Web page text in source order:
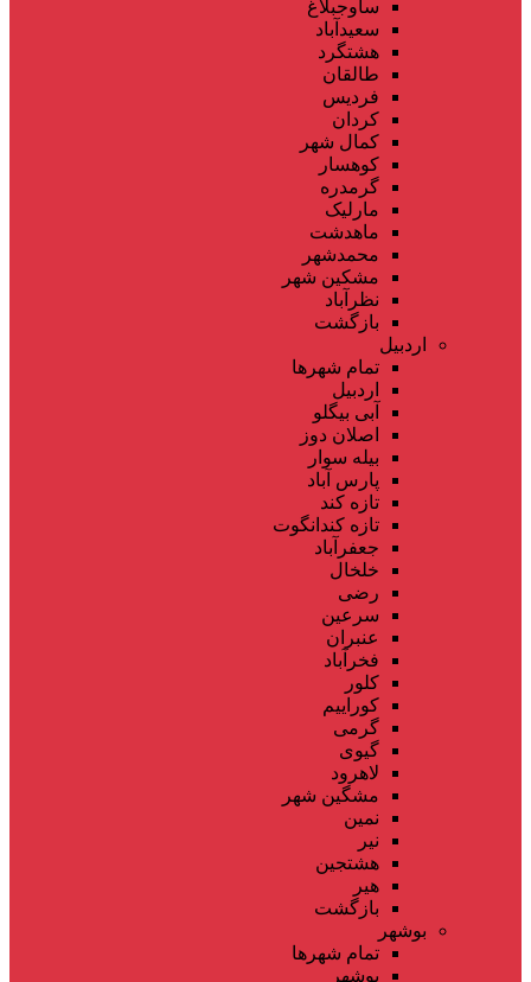
ساوجبلاغ
سعیدآباد
هشتگرد
طالقان
فردیس
کردان
کمال شهر
کوهسار
گرمدره
مارلیک
ماهدشت
محمدشهر
مشکین شهر
نظرآباد
بازگشت
اردبیل
تمام شهر‌ها
اردبیل
آبی بیگلو
اصلان دوز
بیله سوار
پارس آباد
تازه کند
تازه کندانگوت
جعفرآباد
خلخال
رضی
سرعین
عنبران
فخرآباد
کلور
کوراییم
گرمی
گیوی
لاهرود
مشگین شهر
نمین
نیر
هشتجین
هیر
بازگشت
بوشهر
تمام شهر‌ها
بوشهر